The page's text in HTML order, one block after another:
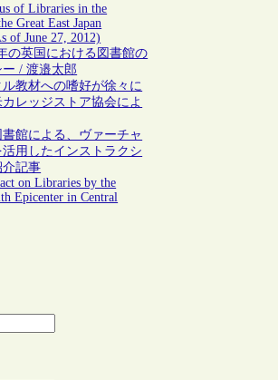
of Libraries in the
Great East Japan
of June 27, 2012)
の英国における図書館の
/ 渡邉太郎
教材への嗜好が徐々に
レッジストア協会によ
館による、ヴァーチャ
用したインストラクシ
介記事
on Libraries by the
Epicenter in Central